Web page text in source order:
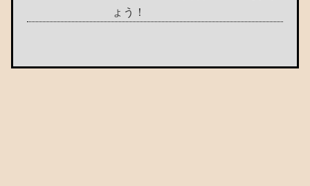
ょう！